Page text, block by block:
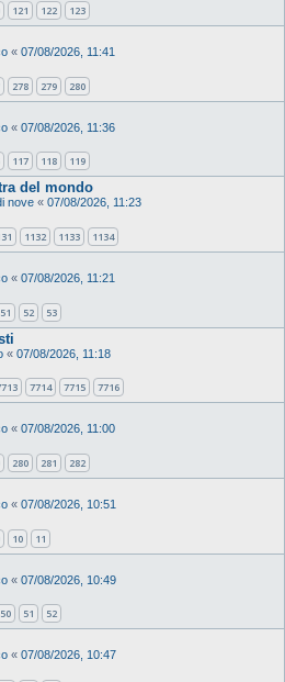
121 122 123
« 07/08/2026, 11:41
278 279 280
« 07/08/2026, 11:36
117 118 119
del mondo
nove « 07/08/2026, 11:23
1132 1133 1134
« 07/08/2026, 11:21
51 52 53
« 07/08/2026, 11:18
7714 7715 7716
« 07/08/2026, 11:00
280 281 282
« 07/08/2026, 10:51
10 11
« 07/08/2026, 10:49
50 51 52
« 07/08/2026, 10:47